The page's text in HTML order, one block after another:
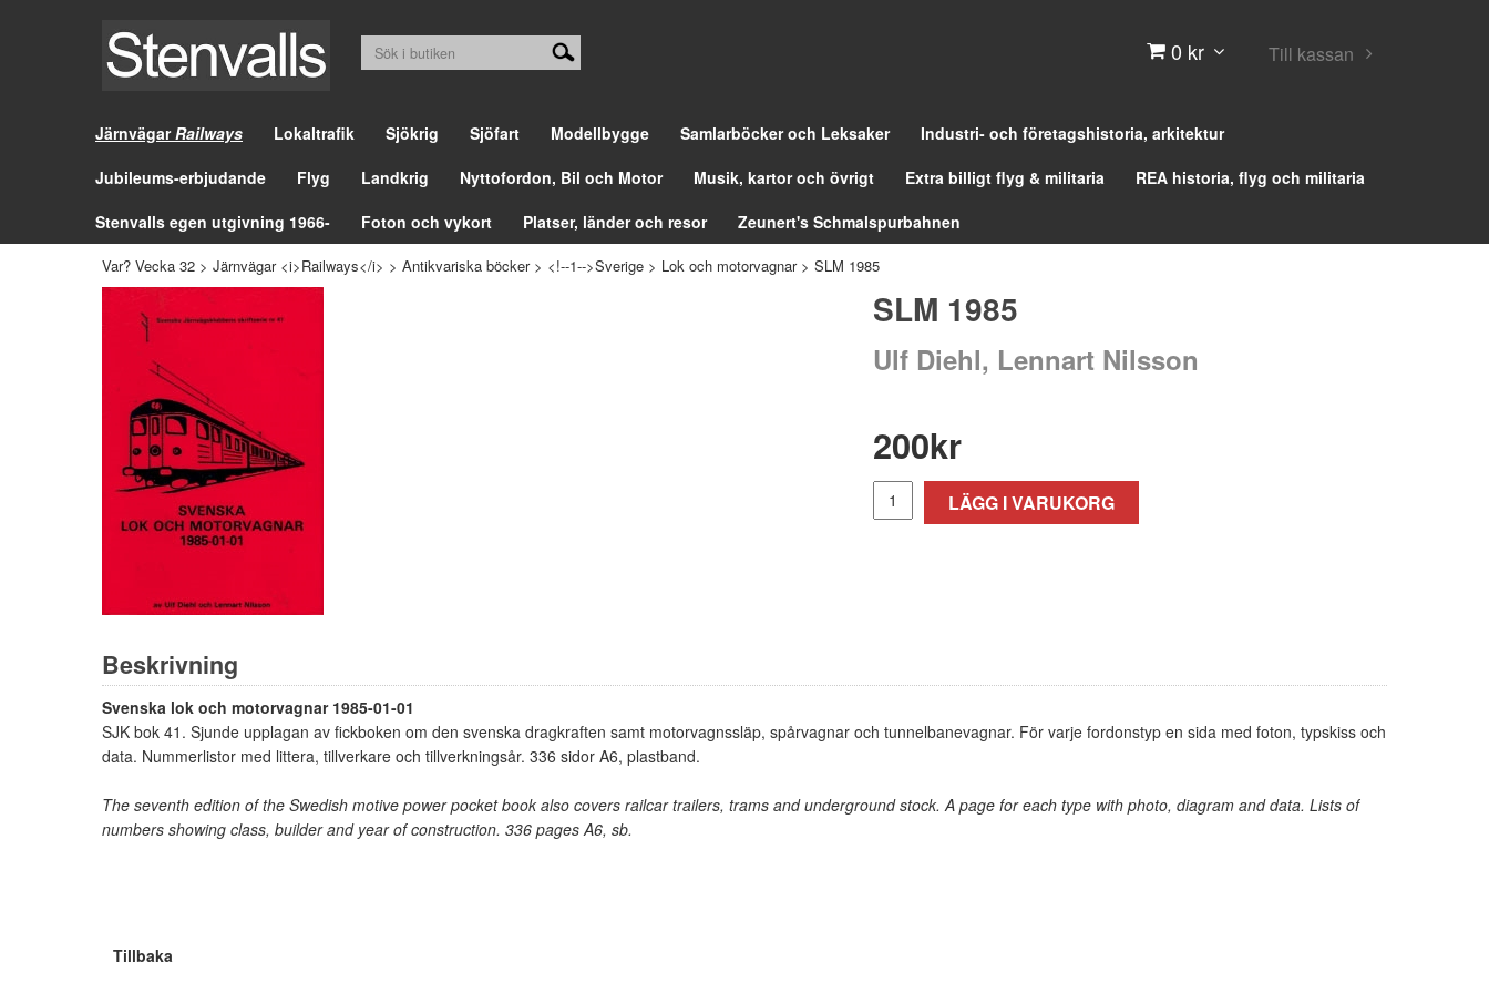
0 kr Till kassan
JärnvägarRailways Lokaltrafik Sjökrig Sjöfart Modellbygge Samlarböcker och Leksaker
Industri- och företagshistoria, arkitektur
Jubileums-erbjudande
Flyg Landkrig Nyttofordon, Bil och Motor Musik, kartor och övrigt Extra billigt flyg & militaria
REA historia, flyg och militaria
Stenvalls egen utgivning 1966-
Foton och vykort Platser, länder och resor Zeunert's Schmalspurbahnen
Var? Vecka 32 > Järnvägar <i>Railways</i> > Antikvariska böcker> <!--1-->Sverige > Lok och motorvagnar> SLM 1985
SLM 1985
Ulf Diehl, Lennart Nilsson
200kr
LÄGG I VARUKORG
Beskrivning
Svenska lok och motorvagnar 1985-01-01
SJK bok 41. Sjunde upplagan av fickboken om den svenska dragkraften samt motorvagnssläp, spårvagnar och tunnelbanevagnar. För varje fordonstyp en sida med foton, typskiss och
data. Nummerlistor med littera, tillverkare och tillverkningsår. 336 sidor A6, plastband.
The seventh edition of the Swedish motive power pocket book also covers railcar trailers, trams and underground stock. A page for each type with photo, diagram and data. Lists of
numbers showing class, builder and year of construction. 336 pages A6, sb.
Tillbaka